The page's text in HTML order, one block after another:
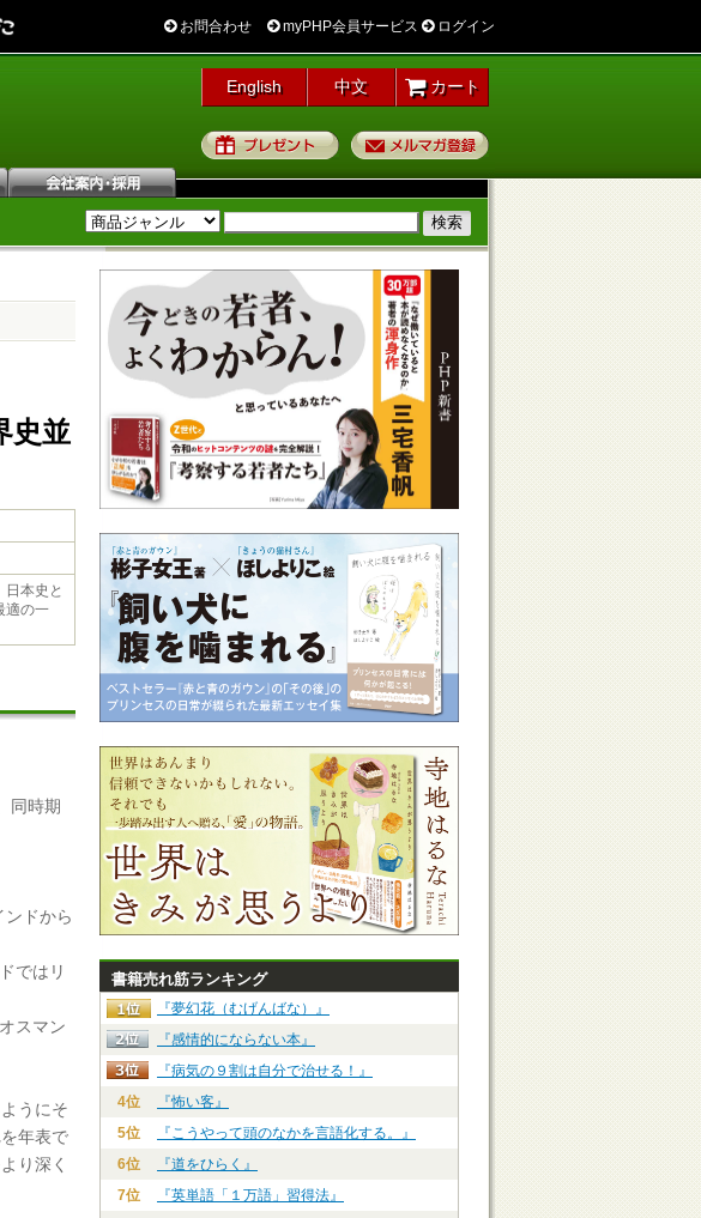
お問合わせ myPHP会員サービス ログイン
English 中文 カート
プレゼント
史並
本史と
適の一
同時期
ドから
ではリ
スマン
うにそ
年表で
り深く
書籍売れ筋ランキング
『夢幻花（むげんばな）』
『感情的にならない本』
『病気の９割は自分で治せる！』
4位
『怖い客』
5位
『こうやって頭のなかを言語化する。』
6位
『道をひらく』
7位
『英単語「１万語」習得法』